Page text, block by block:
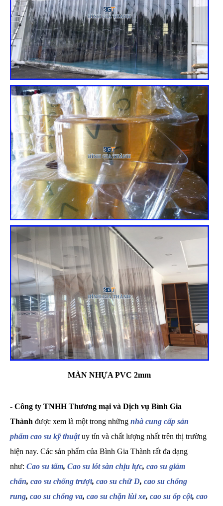
MÀN NHỰA PVC 2mm
- Công ty TNHH Thương mại và Dịch vụ Bình Gia
Thành được xem là một trong những nhà cung cấp sản
phẩm cao su kỹ thuậtuy tín và chất lượng nhất trên thị trường
hiện nay. Các sản phẩm của Bình Gia Thành rất đa dạng
như: Cao su tấm, Cao su lót sàn chịu lực, cao su giảm
chấn, cao su chống trượt, cao su chữ D, cao su chống
rung, cao su chống va, cao su chặn lùi xe, cao su ốp cột, cao